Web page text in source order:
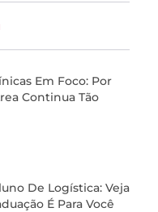
Em Foco: Por
Continua Tão
De Logística: Veja
É Para Você